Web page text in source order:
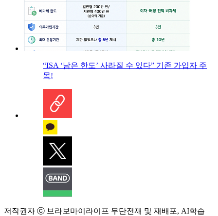
“ISA ‘남은 한도’ 사라질 수 있다” 기존 가입자 주
목!
저작권자 ⓒ 브라보마이라이프 무단전재 및 재배포, AI학습